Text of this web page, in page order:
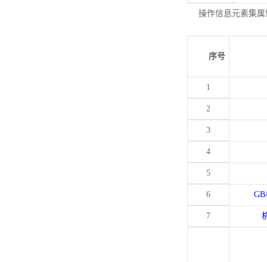
操作信息元素集
序号
1
2
3
4
5
6
7